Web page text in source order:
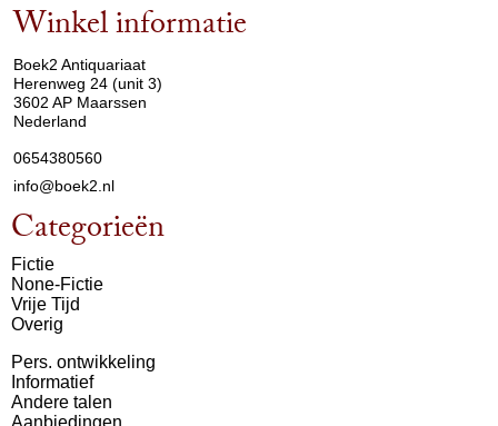
Winkel informatie
Boek2 Antiquariaat
Herenweg 24 (unit 3)
3602 AP Maarssen
Nederland
0654380560
info@boek2.nl
Categorieën
Fictie
None-Fictie
Vrije Tijd
Overig
Pers. ontwikkeling
Informatief
Andere talen
Aanbiedingen